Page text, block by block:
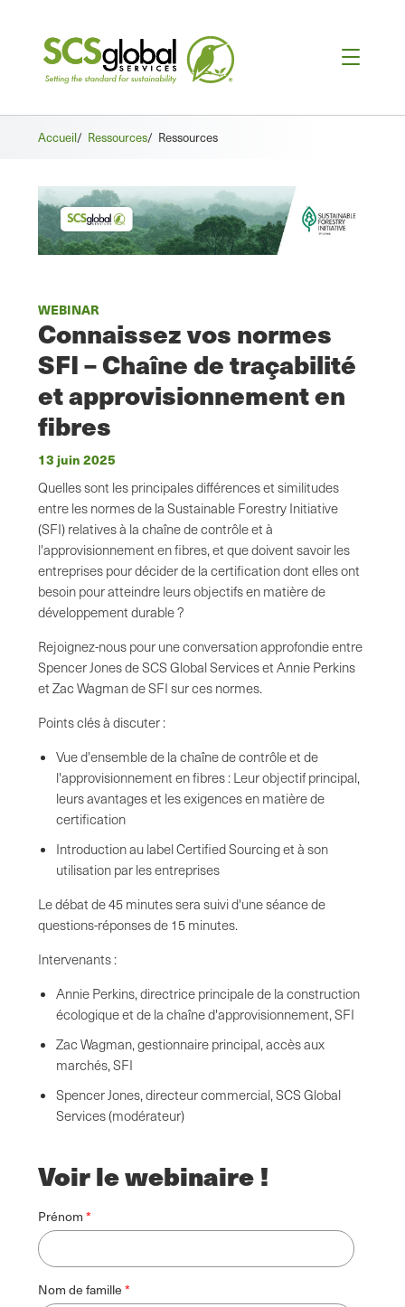
Accueil/ Ressources/ Ressources
WEBINAR
Connaissez vos normes
SFI – Chaîne de traçabilité
et approvisionnement en
fibres
13 juin 2025
Quelles sont les principales différences et similitudes
entre les normes de la Sustainable Forestry Initiative
(SFI) relatives à la chaîne de contrôle et à
l'approvisionnement en fibres, et que doivent savoir les
entreprises pour décider de la certification dont elles ont
besoin pour atteindre leurs objectifs en matière de
développement durable ?
Rejoignez-nous pour une conversation approfondie entre
Spencer Jones de SCS Global Services et Annie Perkins
et Zac Wagman de SFI sur ces normes.
Points clés à discuter :
Vue d'ensemble de la chaîne de contrôle et de
l'approvisionnement en fibres : Leur objectif principal,
leurs avantages et les exigences en matière de
certification
Introduction au label Certified Sourcing et à son
utilisation par les entreprises
Le débat de 45 minutes sera suivi d'une séance de
questions-réponses de 15 minutes.
Intervenants :
Annie Perkins, directrice principale de la construction
écologique et de la chaîne d'approvisionnement, SFI
Zac Wagman, gestionnaire principal, accès aux
marchés, SFI
Spencer Jones, directeur commercial, SCS Global
Services (modérateur)
Voir le webinaire !
Prénom
Nom de famille